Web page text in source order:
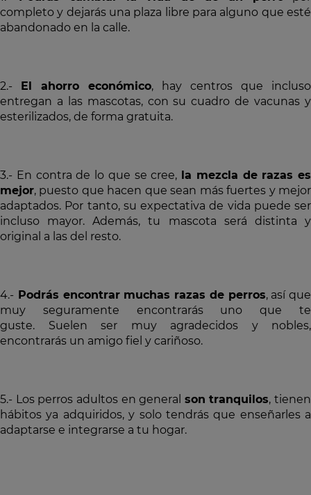
completo y dejarás una plaza libre para alguno que esté
abandonado en la calle.
2.- El ahorro económico, hay centros que incluso
entregan a las mascotas, con su cuadro de vacunas y
esterilizados, de forma gratuita.
3.- En contra de lo que se cree, la mezcla de razas es
mejor, puesto que hacen que sean más fuertes y mejor
adaptados. Por tanto, su expectativa de vida puede ser
incluso mayor. Además, tu mascota será distinta y
original a las del resto.
4.- Podrás encontrar muchas razas de perros, así que
muy seguramente encontrarás uno que te
guste. Suelen ser muy agradecidos y nobles,
encontrarás un amigo fiel y cariñoso.
5.- Los perros adultos en general son tranquilos, tienen
hábitos ya adquiridos, y solo tendrás que enseñarles a
adaptarse e integrarse a tu hogar.